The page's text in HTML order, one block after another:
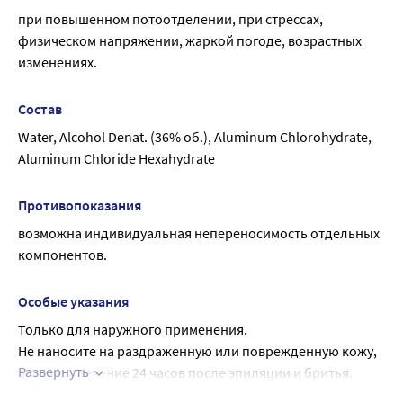
мл.использования 1-2 раза в 3-5 дней. При достижении
устойчивого результата используйте по мере
необходимости.
при повышенном потоотделении, при стрессах,
физическом напряжении, жаркой погоде, возрастных
изменениях.
Состав
Water, Alcohol Denat. (36% об.), Aluminum Chlorohydrate,
Aluminum Chloride Hexahydrate
Противопоказания
возможна индивидуальная непереносимость отдельных
компонентов.
Особые указания
Только для наружного применения.
Не наносите на раздраженную или поврежденную кожу,
а также в течение 24 часов после эпиляции и бритья.
Развернуть